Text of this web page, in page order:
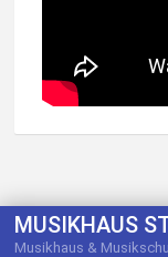
MUSIKHAUS
Musikhaus &